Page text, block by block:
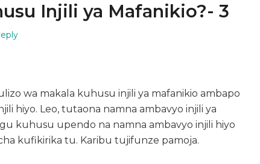
Injili ya Mafanikio?- 3
wa makala kuhusu injili ya mafanikio ambapo
hiyo. Leo, tutaona namna ambavyo injili ya
kuhusu upendo na namna ambavyo injili hiyo
kufikirika tu. Karibu tujifunze pamoja.